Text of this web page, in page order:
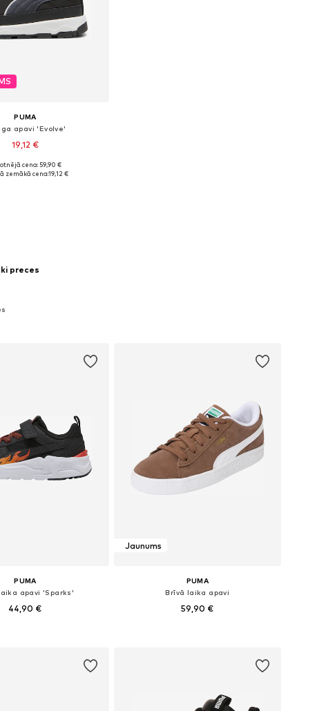
PUMA
apavi 'Evolve'
19,12 €
izmēri: 20
cena: 59,90 €
zemākā cena:19,12 €
preces
PUMA
apavi 'Sparks'
44,90 €
Jaunums
PUMA
Brīvā laika apavi
59,90 €